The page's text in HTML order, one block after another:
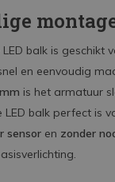
balk is geschikt
en eenvoudig
is het armatuur
balk perfect is
sensor en zonder